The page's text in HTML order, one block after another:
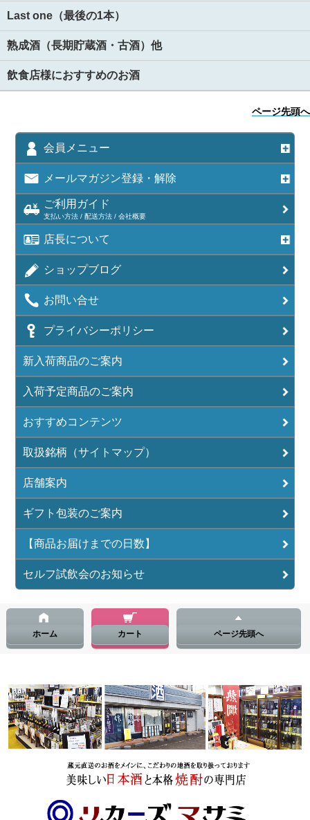
Last one（最後の1本）
熟成酒（長期貯蔵酒・古酒）他
飲食店様におすすめのお酒
ページ先頭へ
会員メニュー
メールマガジン登録・解除
ご利用ガイド
支払い方法 / 配送方法 / 会社概要
店長について
ショップブログ
お問い合せ
プライバシーポリシー
新入荷商品のご案内
入荷予定商品のご案内
おすすめコンテンツ
取扱銘柄（サイトマップ）
店舗案内
ギフト包装のご案内
【商品お届けまでの日数】
セルフ試飲会のお知らせ
ホーム カート ページ先頭へ